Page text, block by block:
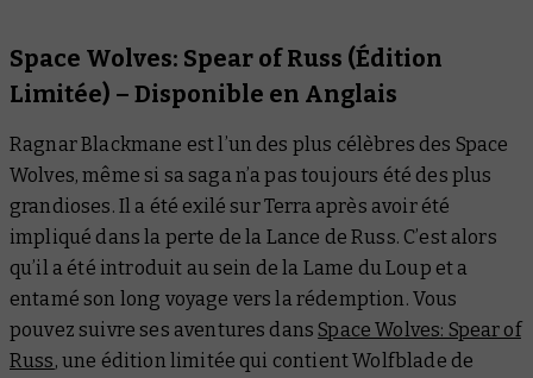
Space Wolves: Spear of Russ (Édition
Limitée) – Disponible en Anglais
Ragnar Blackmane est l’un des plus célèbres des Space
Wolves, même si sa saga n’a pas toujours été des plus
grandioses. Il a été exilé sur Terra après avoir été
impliqué dans la perte de la Lance de Russ. C’est alors
qu’il a été introduit au sein de la Lame du Loup et a
entamé son long voyage vers la rédemption. Vous
pouvez suivre ses aventures dansSpace Wolves: Spear of
Russ, une édition limitée qui contientWolfblade de